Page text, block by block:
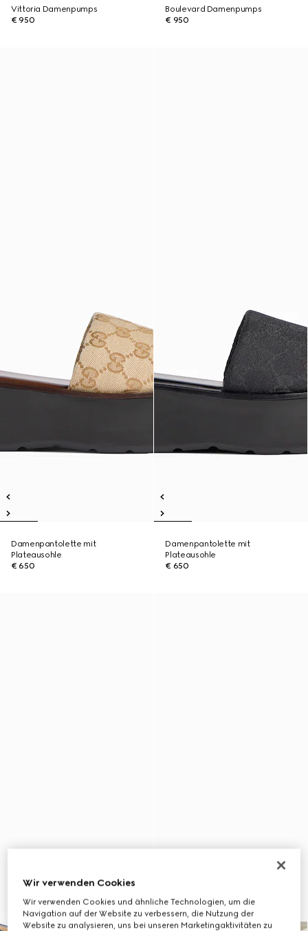
Vittoria Damenpumps
€ 950
Boulevard Damenpumps
€ 950
Damenpantolette mit
Plateausohle
€ 650
Damenpantolette mit
Plateausohle
€ 650
Wir verwenden Cookies
Wir verwenden Cookies und ähnliche Technologien, um die
Navigation auf der Website zu verbessern, die Nutzung der
Website zu analysieren, uns bei unseren Marketingaktivitäten zu